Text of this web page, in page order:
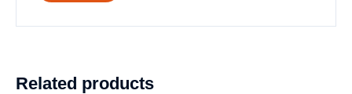
Related products